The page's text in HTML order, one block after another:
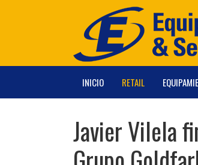
INICIO RETAIL
Javier Vilela